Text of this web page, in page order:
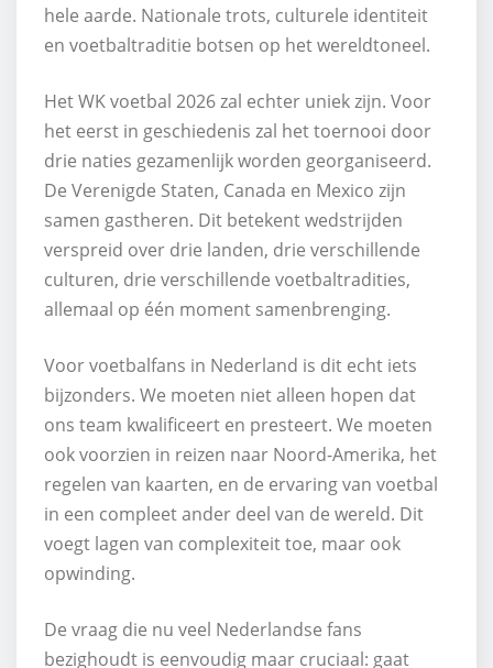
hele aarde. Nationale trots, culturele identiteit
en voetbaltraditie botsen op het wereldtoneel.
Het WK voetbal 2026 zal echter uniek zijn. Voor
het eerst in geschiedenis zal het toernooi door
drie naties gezamenlijk worden georganiseerd.
De Verenigde Staten, Canada en Mexico zijn
samen gastheren. Dit betekent wedstrijden
verspreid over drie landen, drie verschillende
culturen, drie verschillende voetbaltradities,
allemaal op één moment samenbrenging.
Voor voetbalfans in Nederland is dit echt iets
bijzonders. We moeten niet alleen hopen dat
ons team kwalificeert en presteert. We moeten
ook voorzien in reizen naar Noord-Amerika, het
regelen van kaarten, en de ervaring van voetbal
in een compleet ander deel van de wereld. Dit
voegt lagen van complexiteit toe, maar ook
opwinding.
De vraag die nu veel Nederlandse fans
bezighoudt is eenvoudig maar cruciaal: gaat